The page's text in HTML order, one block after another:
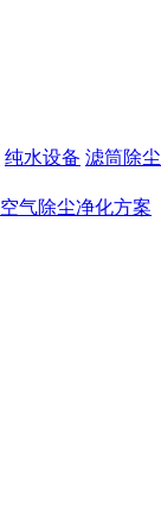
纯水设备 滤筒除
空气除尘净化方案